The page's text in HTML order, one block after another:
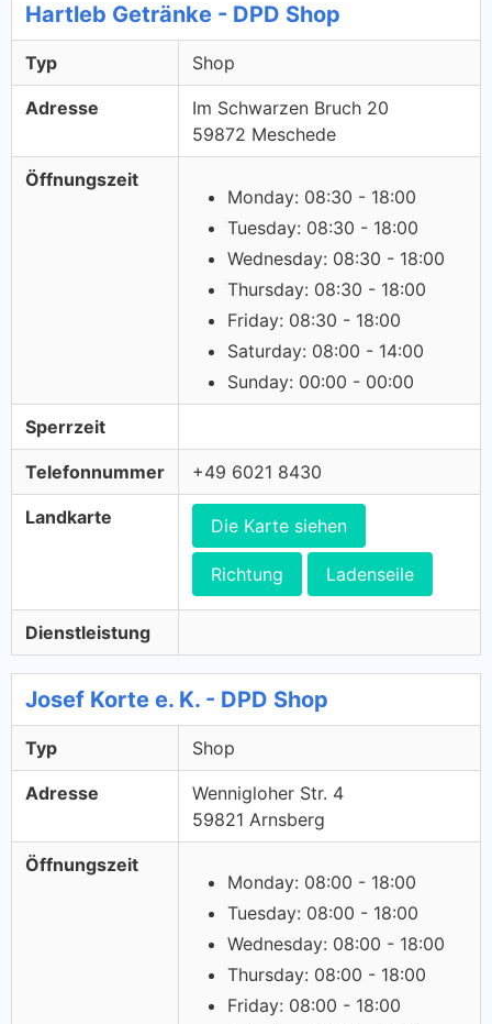
Hartleb Getränke - DPD Shop
Typ Shop
Adresse
Im Schwarzen Bruch 20
59872 Meschede
Öffnungszeit
Monday: 08:30 - 18:00
Tuesday: 08:30 - 18:00
Wednesday: 08:30 - 18:00
Thursday: 08:30 - 18:00
Friday: 08:30 - 18:00
Saturday: 08:00 - 14:00
Sunday: 00:00 - 00:00
Sperrzeit
Telefonnummer +49 6021 8430
Landkarte Die Karte siehen
Richtung Ladenseile
Dienstleistung
Josef Korte e. K. - DPD Shop
Typ Shop
Adresse
Wennigloher Str. 4
59821 Arnsberg
Öffnungszeit
Monday: 08:00 - 18:00
Tuesday: 08:00 - 18:00
Wednesday: 08:00 - 18:00
Thursday: 08:00 - 18:00
Friday: 08:00 - 18:00